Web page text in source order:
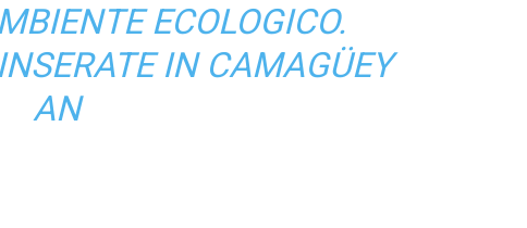
ECOLOGICO.
IN CAMAGÜEY
AN